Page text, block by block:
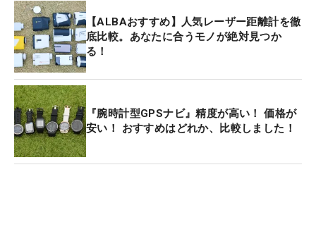
【ALBAおすすめ】人気レーザー距離計を徹
底比較。あなたに合うモノが絶対見つか
る！
『腕時計型GPSナビ』精度が高い！ 価格が
安い！ おすすめはどれか、比較しました！